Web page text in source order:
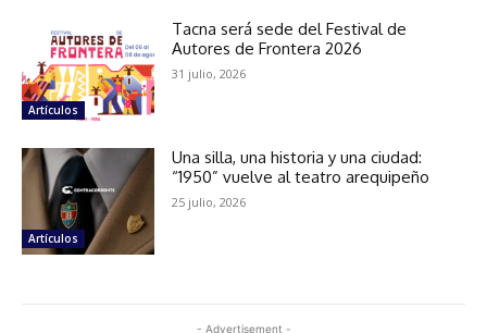
Artículos
Tacna será sede del Festival de
Autores de Frontera 2026
31 julio, 2026
Artículos
Una silla, una historia y una ciudad:
“1950” vuelve al teatro arequipeño
25 julio, 2026
- Advertisement -